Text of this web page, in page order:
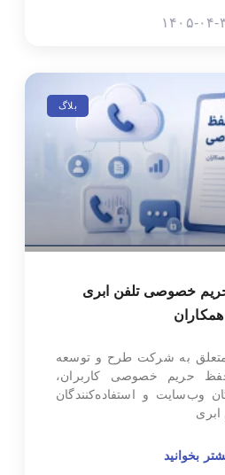
۰۴-۳۱
بلاگ
خصوصی تلفن ابری
همکاران
متعلق به شرکت طرح و توسعه
حریم خصوصی کاربران،
وب‌سایت و استفاده‌کنندگان
بخوانید